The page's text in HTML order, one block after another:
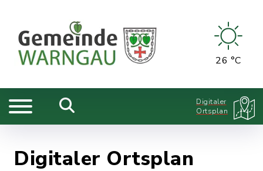
26 °C
Digitaler
Ortsplan
Digitaler Ortsplan